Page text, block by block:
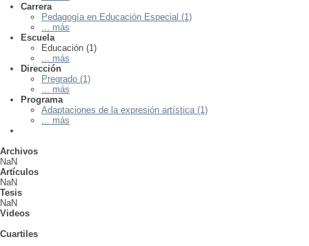
Carrera
Pedagogía en Educación Especial (1)
... más
Escuela
Educación (1)
... más
Dirección
Pregrado (1)
... más
Programa
Adaptaciones de la expresión artística (1)
... más
Archivos
NaN
Artículos
NaN
Tesis
NaN
Videos
Cuartiles